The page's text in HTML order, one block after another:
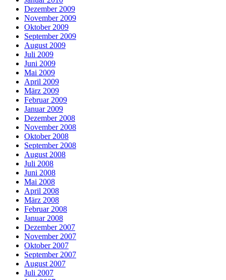
Dezember 2009
November 2009
Oktober 2009
September 2009
August 2009
Juli 2009
Juni 2009
Mai 2009
April 2009
März 2009
Februar 2009
Januar 2009
Dezember 2008
November 2008
Oktober 2008
September 2008
August 2008
Juli 2008
Juni 2008
Mai 2008
April 2008
März 2008
Februar 2008
Januar 2008
Dezember 2007
November 2007
Oktober 2007
September 2007
August 2007
Juli 2007